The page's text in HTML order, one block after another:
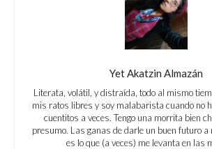
Yet Akatzin Almazán
Literata, volátil, y distraída, todo al mismo
mis ratos libres y soy malabarista cuando no
cuentitos a veces. Tengo una morrita bien
presumo. Las ganas de darle un buen futuro
es lo que (a veces) me levanta en las